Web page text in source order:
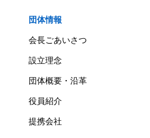
団体情報
会長ごあいさつ
設立理念
団体概要・沿革
役員紹介
提携会社